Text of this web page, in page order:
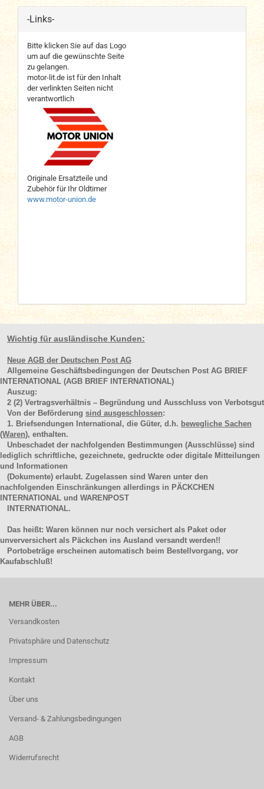
-Links-
Bitte klicken Sie auf das Logo
um auf die gewünschte Seite
zu gelangen.
motor-lit.de ist für den Inhalt
der verlinkten Seiten nicht
verantwortlich
Originale Ersatzteile und
Zubehör für Ihr Oldtimer
www.motor-union.de
Wichtig für ausländische Kunden:
Neue AGB der Deutschen Post AG
Allgemeine Geschäftsbedingungen der Deutschen Post AG BRIEF
INTERNATIONAL (AGB BRIEF INTERNATIONAL)
Auszug:
2 (2) Vertragsverhältnis – Begründung und Ausschluss von Verbotsgut
Von der Beförderung sind ausgeschlossen:
1. Briefsendungen International, die Güter, d.h. bewegliche Sachen
(Waren), enthalten.
Unbeschadet der nachfolgenden Bestimmungen (Ausschlüsse) sind
lediglich schriftliche, gezeichnete, gedruckte oder digitale Mitteilungen
und Informationen
(Dokumente) erlaubt. Zugelassen sind Waren unter den
nachfolgenden Einschränkungen allerdings in PÄCKCHEN
INTERNATIONAL und WARENPOST
INTERNATIONAL.
Das heißt: Waren können nur noch versichert als Paket oder
unverversichert als Päckchen ins Ausland versandt werden!!
Portobeträge erscheinen automatisch beim Bestellvorgang, vor
Kaufabschluß!
MEHR ÜBER...
Versandkosten
Privatsphäre und Datenschutz
Impressum
Kontakt
Über uns
Versand- & Zahlungsbedingungen
AGB
Widerrufsrecht